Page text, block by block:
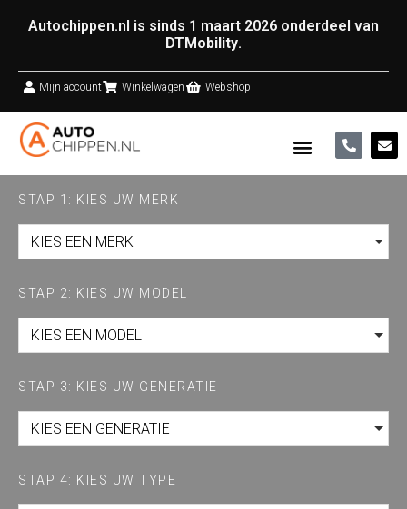
Autochippen.nl is sinds 1 maart 2026 onderdeel van
DTMobility.
Mijn account Winkelwagen Webshop
STAP 1: KIES UW MERK
KIES EEN MERK
STAP 2: KIES UW MODEL
KIES EEN MODEL
STAP 3: KIES UW GENERATIE
KIES EEN GENERATIE
STAP 4: KIES UW TYPE